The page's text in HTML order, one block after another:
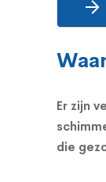
Er zijn
die